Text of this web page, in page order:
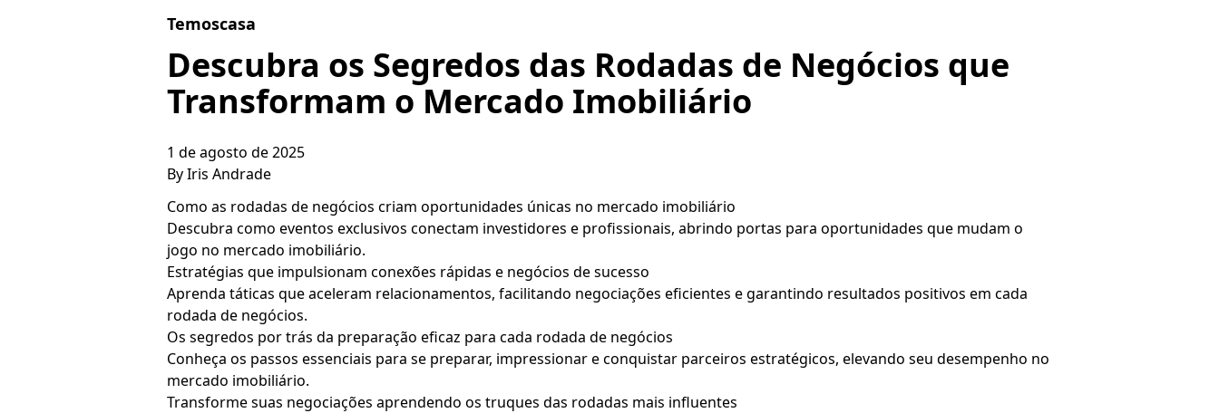
Temoscasa
Descubra os Segredos das Rodadas de Negócios que
Transformam o Mercado Imobiliário
1 de agosto de 2025
ByIris Andrade
Como as rodadas de negócios criam oportunidades únicas no mercado imobiliário
Descubra como eventos exclusivos conectam investidores e profissionais, abrindo portas para oportunidades que mudam o
jogo no mercado imobiliário.
Estratégias que impulsionam conexões rápidas e negócios de sucesso
Aprenda táticas que aceleram relacionamentos, facilitando negociações eficientes e garantindo resultados positivos em cada
rodada de negócios.
Os segredos por trás da preparação eficaz para cada rodada de negócios
Conheça os passos essenciais para se preparar, impressionar e conquistar parceiros estratégicos, elevando seu desempenho no
mercado imobiliário.
Transforme suas negociações aprendendo os truques das rodadas mais influentes